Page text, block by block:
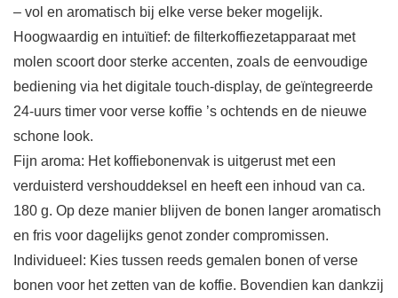
– vol en aromatisch bij elke verse beker mogelijk.
Hoogwaardig en intuïtief: de filterkoffiezetapparaat met
molen scoort door sterke accenten, zoals de eenvoudige
bediening via het digitale touch-display, de geïntegreerde
24-uurs timer voor verse koffie ’s ochtends en de nieuwe
schone look.
Fijn aroma: Het koffiebonenvak is uitgerust met een
verduisterd vershouddeksel en heeft een inhoud van ca.
180 g. Op deze manier blijven de bonen langer aromatisch
en fris voor dagelijks genot zonder compromissen.
Individueel: Kies tussen reeds gemalen bonen of verse
bonen voor het zetten van de koffie. Bovendien kan dankzij